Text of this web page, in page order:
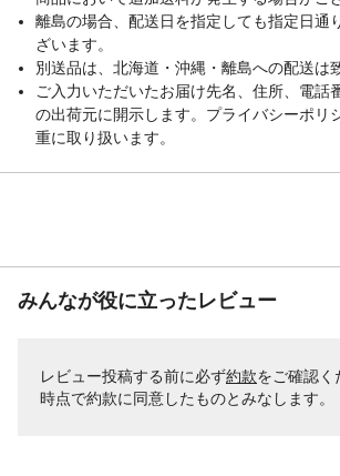
離島の場合、配送日を指定しても指定日通
ざいます。
別送品は、北海道・沖縄・離島への配送は
ご入力いただいたお届け先名、住所、電話
の出荷元に開示します。プライバシーポリ
重に取り扱います。
みんなが役に立ったレビュー
レビュー投稿する前に必ず約款をご確認く
時点で約款に同意したものとみなします。